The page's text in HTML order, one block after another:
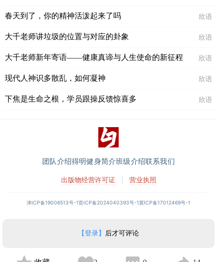
【登录】 后才可评论
春天到了，你的精神活泼起来了吗 欣语
大千老师讲垃圾的位置与对应的卦象 欣语
大千老师新年寄语——健康真谛与人生使命的新征程 欣语
现代人神识多散乱，如何凝神 欣语
下焦是生命之根，学员跟操反馈惊喜多 欣语
团队介绍得明健身简介班级介绍联系我们
出版物经营许可证 营业执照
津ICP备19006513号-1晋ICP备2024040393号-1冀ICP备17012469号-1